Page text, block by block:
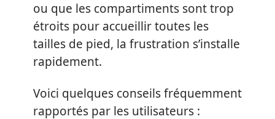
ou que les compartiments sont trop
étroits pour accueillir toutes les
tailles de pied, la frustration s’installe
rapidement.
Voici quelques conseils fréquemment
rapportés par les utilisateurs :